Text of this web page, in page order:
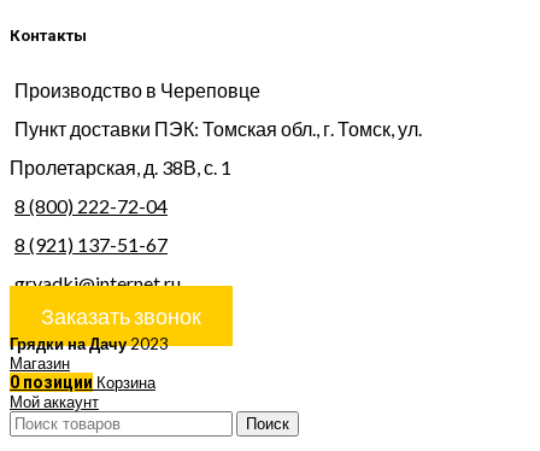
Контакты
Производство в Череповце
Пункт доставки ПЭК: Томская обл., г. Томск, ул.
Пролетарская, д. 38В, с. 1
8 (800) 222-72-04
8 (921) 137-51-67
gryadki@internet.ru
Заказать звонок
Грядки на Дачу2023
Магазин
0 позиции Корзина
Мой аккаунт
Поиск